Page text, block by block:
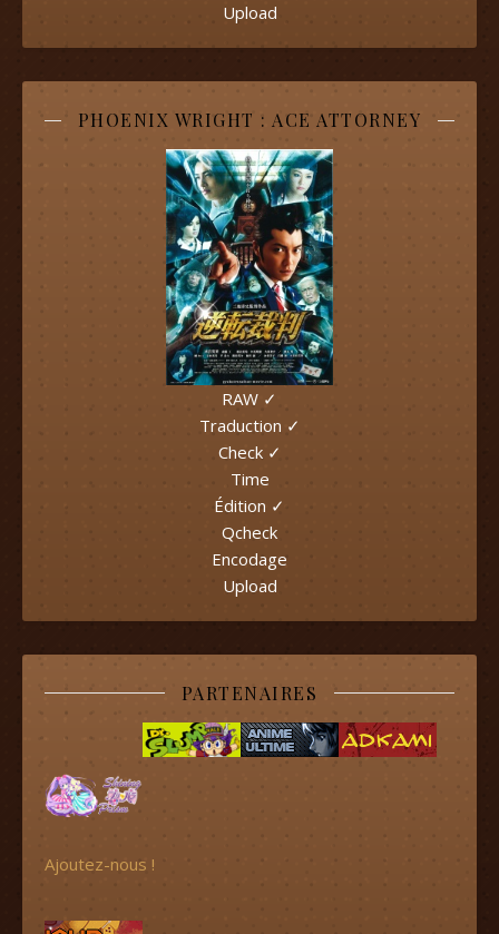
Upload
PHOENIX WRIGHT : ACE ATTORNEY
RAW ✓
Traduction ✓
Check ✓
Time
Édition ✓
Qcheck
Encodage
Upload
PARTENAIRES
Ajoutez-nous !